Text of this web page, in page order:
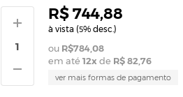
R$ 744,88
à vista (5% desc.)
R$784,08
em até 12x de R$ 82,76
ver mais formas de pagamento